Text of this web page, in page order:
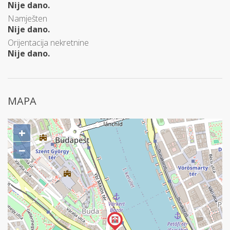
Nije dano.
Namješten
Nije dano.
Orijentacija nekretnine
Nije dano.
MAPA
+
−